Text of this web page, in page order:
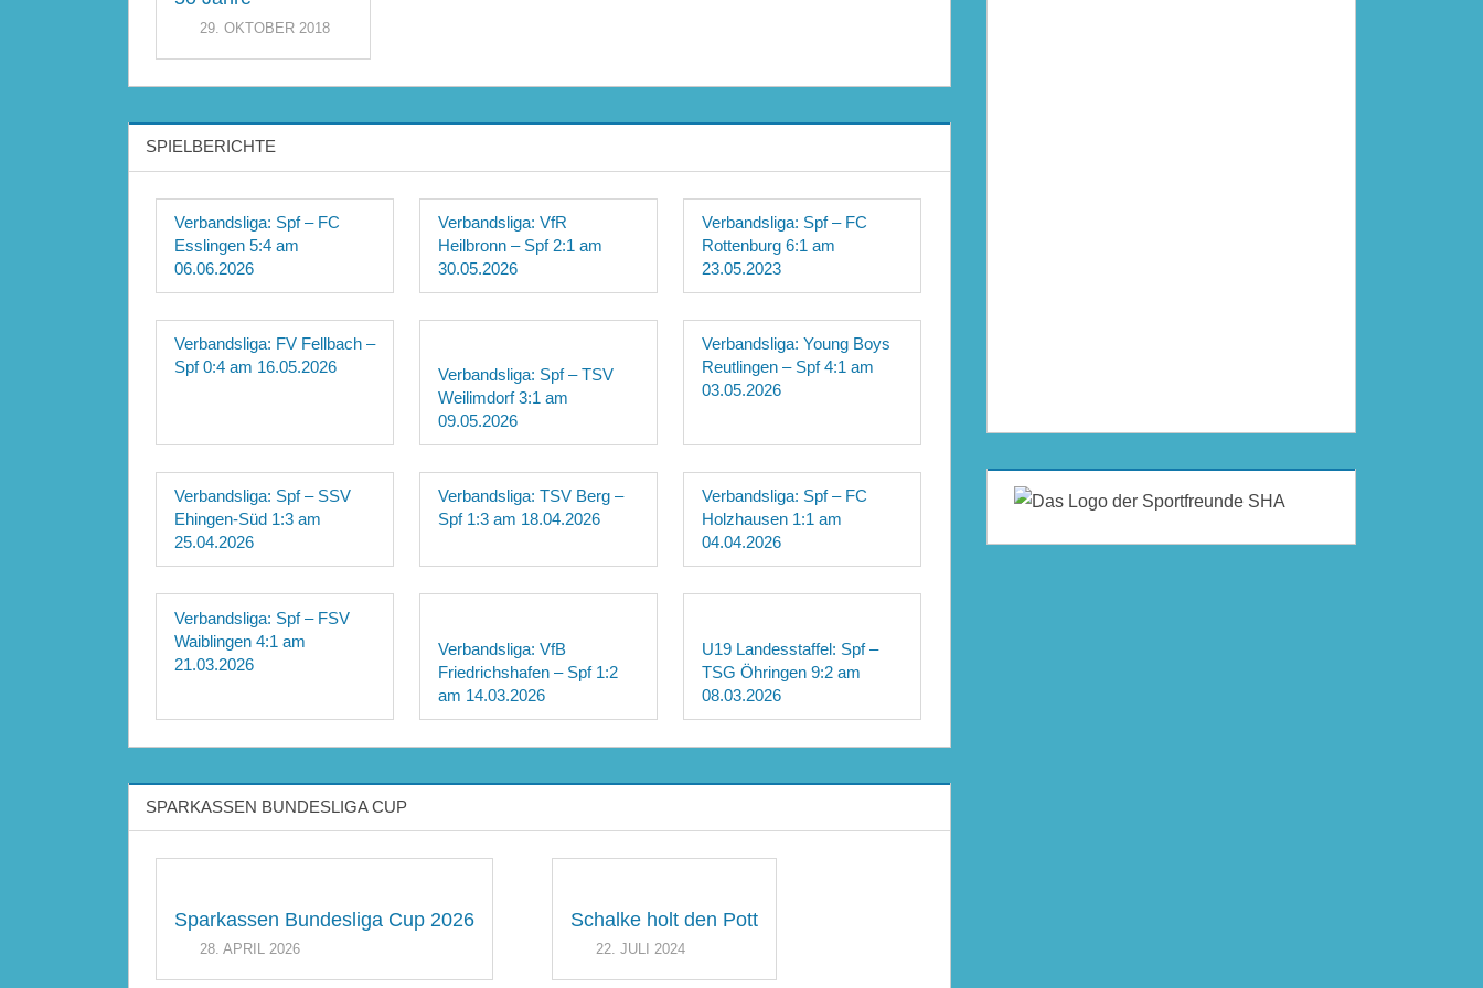
29. OKTOBER 2018
SPIELBERICHTE
Verbandsliga: Spf – FC
Esslingen 5:4 am
06.06.2026
Verbandsliga: VfR
Heilbronn – Spf 2:1 am
30.05.2026
Verbandsliga: Spf – FC
Rottenburg 6:1 am
23.05.2023
Verbandsliga: FV Fellbach –
Spf 0:4 am 16.05.2026
Verbandsliga: Spf – TSV
Weilimdorf 3:1 am
09.05.2026
Verbandsliga: Young Boys
Reutlingen – Spf 4:1 am
03.05.2026
Verbandsliga: Spf – SSV
Ehingen-Süd 1:3 am
25.04.2026
Verbandsliga: TSV Berg –
Spf 1:3 am 18.04.2026
Verbandsliga: Spf – FC
Holzhausen 1:1 am
04.04.2026
Verbandsliga: Spf – FSV
Waiblingen 4:1 am
21.03.2026
Verbandsliga: VfB
Friedrichshafen – Spf 1:2
am 14.03.2026
U19 Landesstaffel: Spf –
TSG Öhringen 9:2 am
08.03.2026
SPARKASSEN BUNDESLIGA CUP
Sparkassen Bundesliga Cup 2026
28. APRIL 2026
Schalke holt den Pott
22. JULI 2024